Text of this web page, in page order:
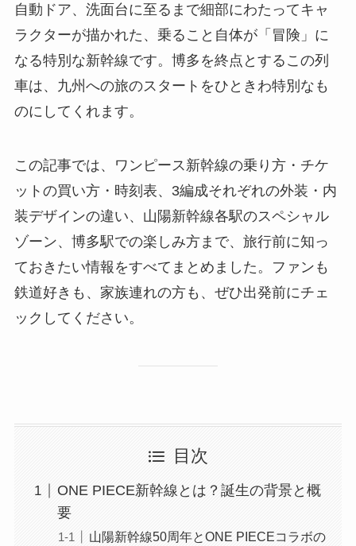
自動ドア、洗面台に至るまで細部にわたってキャ
ラクターが描かれた、乗ること自体が「冒険」に
なる特別な新幹線です。博多を終点とするこの列
車は、九州への旅のスタートをひときわ特別なも
のにしてくれます。
この記事では、ワンピース新幹線の乗り方・チケ
ットの買い方・時刻表、3編成それぞれの外装・内
装デザインの違い、山陽新幹線各駅のスペシャル
ゾーン、博多駅での楽しみ方まで、旅行前に知っ
ておきたい情報をすべてまとめました。ファンも
鉄道好きも、家族連れの方も、ぜひ出発前にチェ
ックしてください。
目次
ONE PIECE新幹線とは？誕生の背景と概
要
山陽新幹線50周年とONE PIECEコラボの